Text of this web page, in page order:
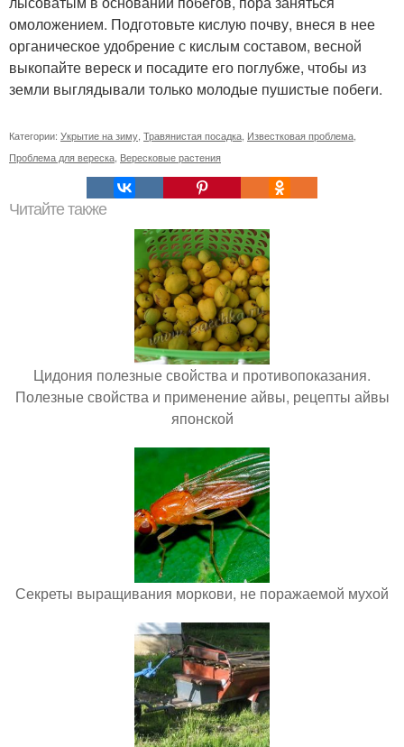
омоложением. Подготовьте кислую почву, внеся в нее
органическое удобрение с кислым составом, весной
выкопайте вереск и посадите его поглубже, чтобы из
земли выглядывали только молодые пушистые побеги.
Категории: Укрытие на зиму Травянистая посадка Известковая проблема
Проблема для вереска Вересковые растения
Читайте также
Цидония полезные свойства и противопоказания.
Полезные свойства и применение айвы, рецепты айвы
японской
Секреты выращивания моркови, не поражаемой мухой